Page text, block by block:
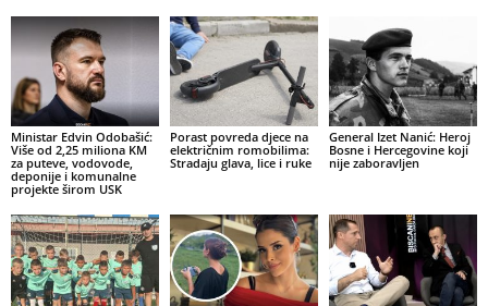
Ministar Edvin Odobašić:
Više od 2,25 miliona KM
za puteve, vodovode,
deponije i komunalne
projekte širom USK
Porast povreda djece na
električnim romobilima:
Stradaju glava, lice i ruke
General Izet Nanić: Heroj
Bosne i Hercegovine koji
nije zaboravljen